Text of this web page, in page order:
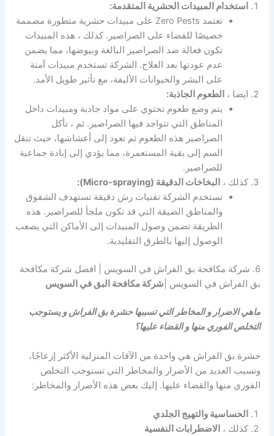
استخدام المبيدات الحشرية المتقدمة:
تعتمد Zero Pests على مبيدات حشرية متطورة مصممة
خصيصًا للقضاء على الصراصير. كذلك ، هذه المبيدات
تكون فعالة ضد الصراصير البالغة وبيوضها، مما يضمن
عدم عودتها بعد العلاج. الشركة تستخدم مبيدات آمنة
على البشر والحيوانات الأليفة، مع تأثير طويل الأمد.
ايضا ، الطعوم الجاذبة:
يتم وضع طعوم تحتوي على مواد جاذبة ومبيدات داخل
المناطق التي تتواجد فيها الصراصير. ثم ، تأكل
الصراصير هذه الطعوم ثم تعود إلى أعشاشها، حيث تنقل
السم إلى بقية المستعمرة، مما يؤدي إلى إبادة جماعية
للصراصير.
كذلك ، البخاخات الدقيقة (Micro-spraying):
تستخدم الشركة تقنيات رش دقيقة تستهدف الشقوق
والمناطق الضيقة التي قد تكون ملجأ للصراصير. هذه
الطريقة تضمن وصول المبيدات إلى الأماكن التي يصعب
الوصول إليها بالطرق التقليدية.
6. شركة مكافحة بق الفراش في السويس | افضل شركة مكافحة
بق الفراش في السويس | شركة مكافحة البق في السويس
ماهي الاضرار و المخاطر التي تسببها حشرة بق الفراش و يستوجب
التخلص الفوري منها و القضاء عليها؟
حشرة بق الفراش هي واحدة من الآفات المنزلية الأكثر إزعاجًا،
وتسبب العديد من الأضرار والمخاطر التي تستوجب التخلص
الفوري منها والقضاء عليها. إليك بعض هذه الأضرار والمخاطر:
الحساسية والتهيج الجلدي
كذلك ، الاضطرابات النفسية